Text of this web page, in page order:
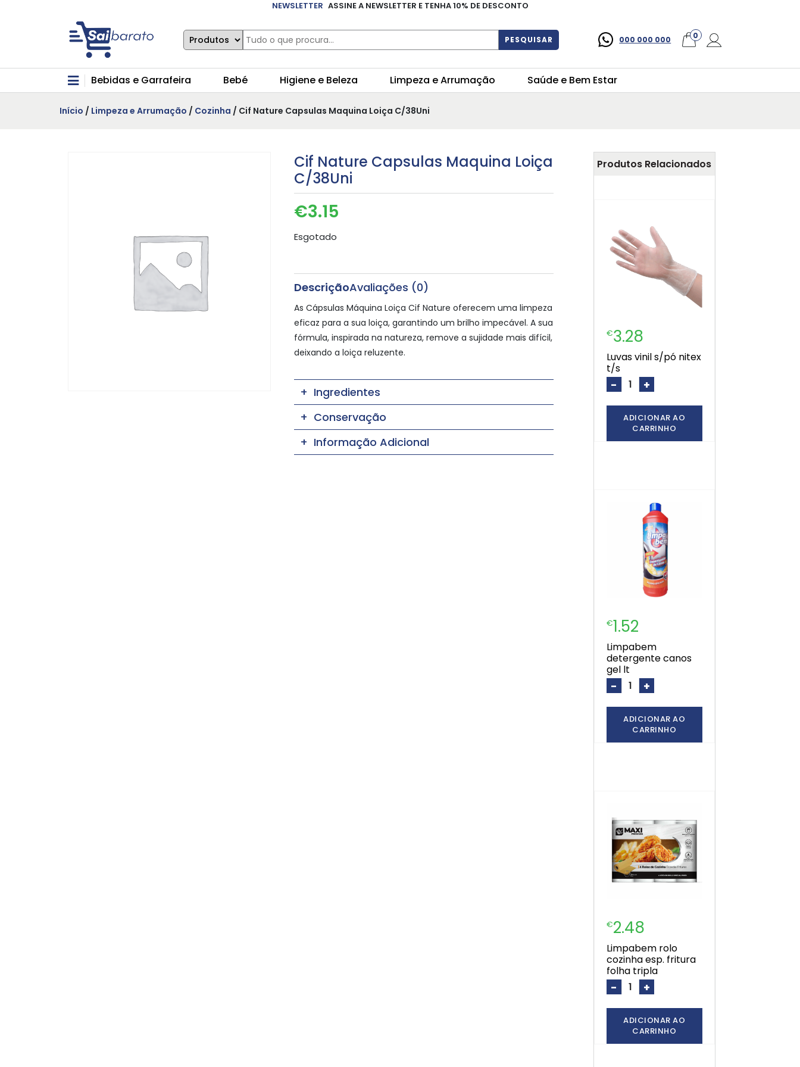
NEWSLETTER ASSINE A NEWSLETTER E TENHA 10% DE DESCONTO
PESQUISAR 000 000 000 0
Bebidas e Garrafeira Bebé Higiene e Beleza Limpeza e Arrumação Saúde e Bem Estar
Início / Limpeza e Arrumação / Cozinha / Cif Nature Capsulas Maquina Loiça C/38Uni
Cif Nature Capsulas Maquina Loiça
C/38Uni
€3.15
Esgotado
DescriçãoAvaliações (0)
As Cápsulas Máquina Loiça Cif Nature oferecem uma limpeza
eficaz para a sua loiça, garantindo um brilho impecável. A sua
fórmula, inspirada na natureza, remove a sujidade mais difícil,
deixando a loiça reluzente.
Ingredientes
Conservação
Informação Adicional
Produtos Relacionados
€3.28
luvas vinil s/pó nitex
t/s
- +
ADICIONAR AO
CARRINHO
€1.52
limpabem
detergente canos
gel lt
- +
ADICIONAR AO
CARRINHO
€2.48
limpabem rolo
cozinha esp. fritura
folha tripla
- +
ADICIONAR AO
CARRINHO